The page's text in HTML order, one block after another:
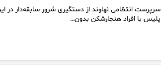
سرپرست انتظامی نهاوند از دستگیری شرور سابقه‌دار در
پلیس با افراد هنجارشکن بدون…